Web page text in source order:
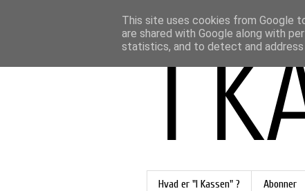
Hvad er "I Kassen" ? Abonner
This site uses cookies from Google
are shared with Google along with
statistics, and to detect and address